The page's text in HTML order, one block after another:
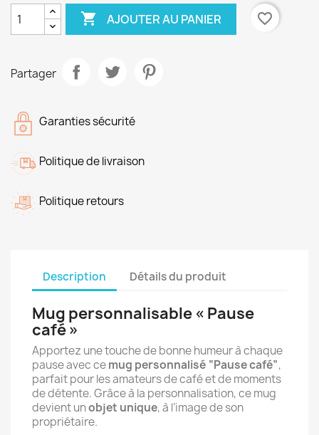
 AJOUTER AU PANIER favorite_border
Partager
Garanties sécurité
Politique de livraison
Politique retours
Description Détails du produit
Mug personnalisable « Pause
café »
Apportez une touche de bonne humeur à chaque
pause avec cemug personnalisé “Pause café”,
parfait pour les amateurs de café et de moments
de détente. Grâce à la personnalisation, ce mug
devient unobjet unique, à l’image de son
propriétaire.